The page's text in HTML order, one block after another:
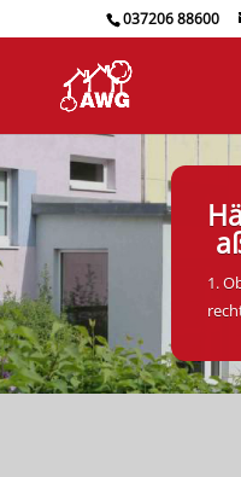
037206 88600
1.